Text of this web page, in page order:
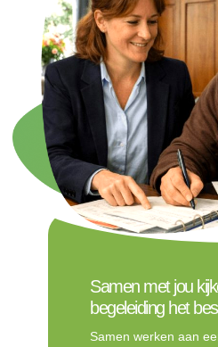
Samen met jou
begeleiding het
Samen werken aan